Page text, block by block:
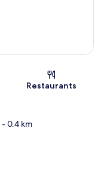
Restaurants
- 0.4 km